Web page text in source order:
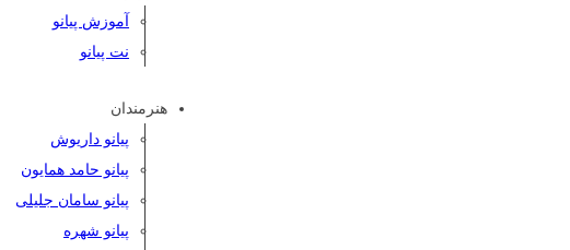
آموزش پیانو
نت پیانو
هنرمندان
پیانو داریوش
پیانو حامد همایون
پیانو سامان جلیلی
پیانو شهره